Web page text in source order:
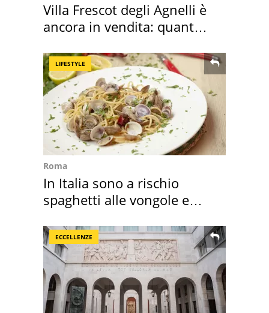
Villa Frescot degli Agnelli è
ancora in vendita: quanto
LIFESTYLE
Roma
In Italia sono a rischio
spaghetti alle vongole e
ECCELLENZE